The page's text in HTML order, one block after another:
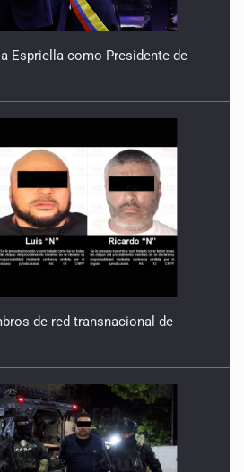
Espriella como Presidente de
de red transnacional de